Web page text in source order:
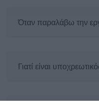
Όταν παραλάβω την
Γιατί είναι